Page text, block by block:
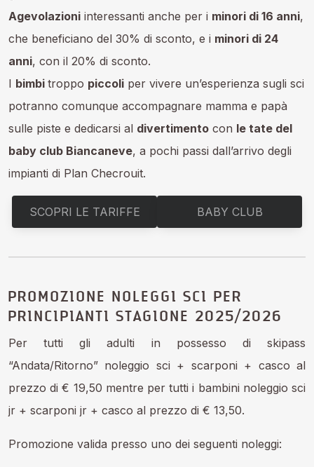
Agevolazioni interessanti anche per i minori di 16 anni,
che beneficiano del 30% di sconto, e i minori di 24
anni, con il 20% di sconto.
I bimbi troppo piccoli per vivere un’esperienza sugli sci
potranno comunque accompagnare mamma e papà
sulle piste e dedicarsi al divertimento con le tate del
baby club Biancaneve, a pochi passi dall’arrivo degli
impianti di Plan Checrouit.
SCOPRI LE TARIFFE BABY CLUB
PROMOZIONE NOLEGGI SCI PER
PRINCIPIANTI STAGIONE 2025/2026
Per tutti gli adulti in possesso di skipass
“Andata/Ritorno” noleggio sci + scarponi + casco al
prezzo di € 19,50 mentre per tutti i bambini noleggio sci
jr + scarponi jr + casco al prezzo di € 13,50.
Promozione valida presso uno dei seguenti noleggi: